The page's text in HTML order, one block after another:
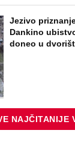
Jezivo
Dankino
doneo u
NAJČITANIJE